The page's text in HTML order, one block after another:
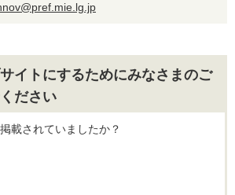
イトにするためにみなさまのご
ださい
載されていましたか？